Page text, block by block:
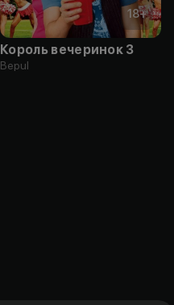
18+
Король вечеринок 3
Bepul